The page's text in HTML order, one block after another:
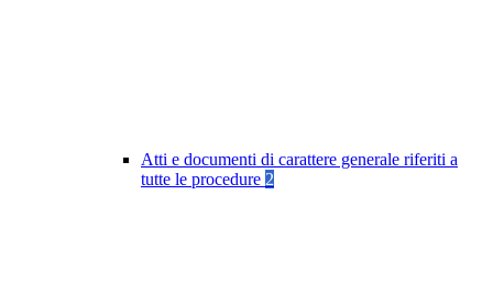
Atti e documenti di carattere generale riferiti a
tutte le procedure 2